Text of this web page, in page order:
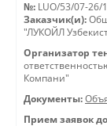
№: LUO/53/07-26/
Заказчик(и):
"ЛУКОЙЛ
Организатор
Компани"
Документы:
Прием заявок